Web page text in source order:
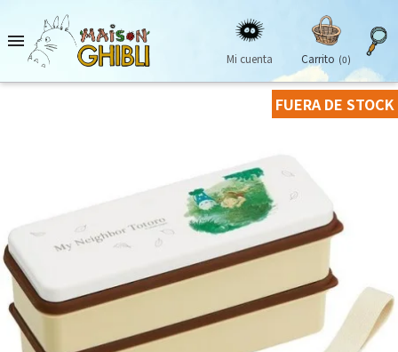

Mi cuenta Carrito (0)
FUERA DE STOCK